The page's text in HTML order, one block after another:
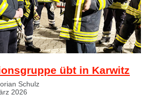
übt in Karwitz
Schulz
2026